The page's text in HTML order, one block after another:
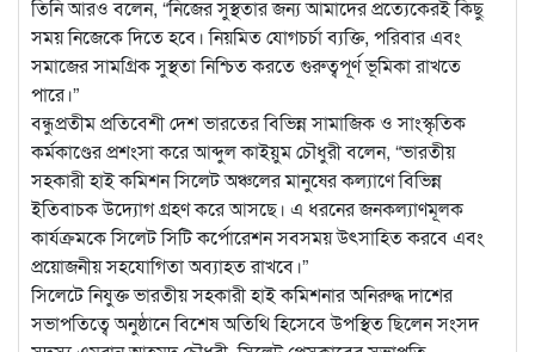
তিনি আরও বলেন, “নিজের সুস্থতার জন্য আমাদের প্রত্যেকেরই কিছু
সময় নিজেকে দিতে হবে। নিয়মিত যোগচর্চা ব্যক্তি, পরিবার এবং
সমাজের সামগ্রিক সুস্থতা নিশ্চিত করতে গুরুত্বপূর্ণ ভূমিকা রাখতে
পারে।”
বন্ধুপ্রতীম প্রতিবেশী দেশ ভারতের বিভিন্ন সামাজিক ও সাংস্কৃতিক
কর্মকাণ্ডের প্রশংসা করে আব্দুল কাইয়ুম চৌধুরী বলেন, “ভারতীয়
সহকারী হাই কমিশন সিলেট অঞ্চলের মানুষের কল্যাণে বিভিন্ন
ইতিবাচক উদ্যোগ গ্রহণ করে আসছে। এ ধরনের জনকল্যাণমূলক
কার্যক্রমকে সিলেট সিটি কর্পোরেশন সবসময় উৎসাহিত করবে এবং
প্রয়োজনীয় সহযোগিতা অব্যাহত রাখবে।”
সিলেটে নিযুক্ত ভারতীয় সহকারী হাই কমিশনার অনিরুদ্ধ দাশের
সভাপতিত্বে অনুষ্ঠানে বিশেষ অতিথি হিসেবে উপস্থিত ছিলেন সংসদ